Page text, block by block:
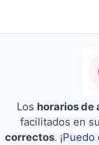
Los horarios de
facilitados en
correctos.